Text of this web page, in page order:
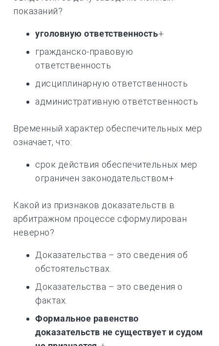
показаний?
уголовную ответственность+
гражданско-правовую
ответственность
дисциплинарную ответственность
административную ответственность
Временный характер обеспечительных мер
означает, что:
срок действия обеспечительных мер
ограничен законодательством+
Какой из признаков доказательств в
арбитражном процессе сформулирован
неверно?
Доказательства – это сведения об
обстоятельствах.
Доказательства – это сведения о
фактах.
Формальное равенство
доказательств не существует и судом